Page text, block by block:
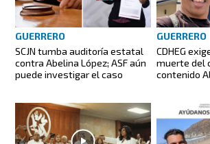
GUERRERO
SCJN tumba auditoría estatal
contra Abelina López; ASF aún
puede investigar el caso
GUERRERO
CDHEG
muerte del
contenido